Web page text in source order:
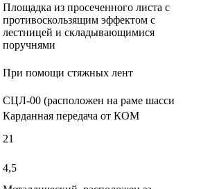
Площадка из просеченного листа с
противоскользящим эффектом с
лестницей и складывающимися
поручнями
При помощи стяжных лент
СЦЛ-00 (расположен на раме шасси
Карданная передача от КОМ
21
4,5